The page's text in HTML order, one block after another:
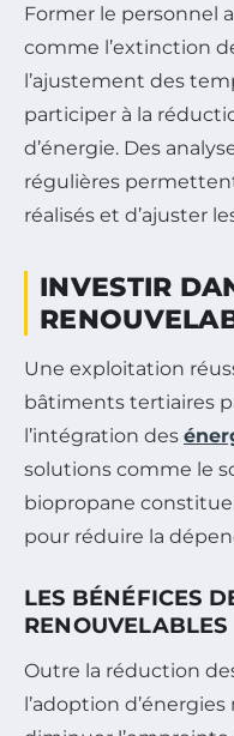
Former le personnel
comme l’extinction
l’ajustement des
participer à la
d’énergie. Des
régulières
réalisés et d’ajuster
INVESTIR
Une exploitation
bâtiments tertiaires
l’intégration des
solutions comme le
biopropane
pour réduire la
LES BÉNÉFICES
RENOUVELABLES
Outre la réduction
l’adoption